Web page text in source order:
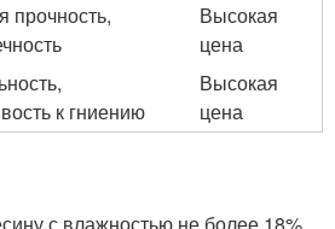
прочность,
Высокая
цена
к гниению
Высокая
цена